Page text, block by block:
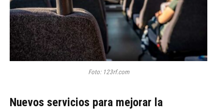
Foto: 123rf.com
Nuevos servicios para mejorar la